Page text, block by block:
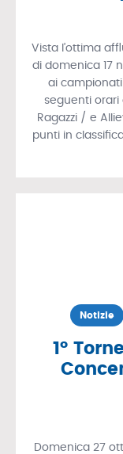
Vista l’ottima
di domenica 17
ai
seguenti orari
Ragazzi / e
punti in
Notizie
1°
Domenica 27